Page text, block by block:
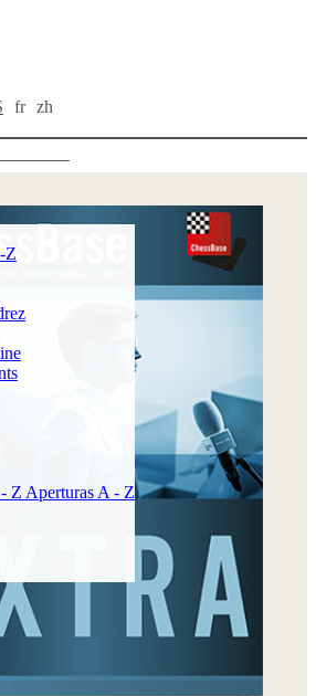
fr zh
Z
Z Aperturas A - Z
CARRO DE LA COMPRA
PRODUCTO
✔